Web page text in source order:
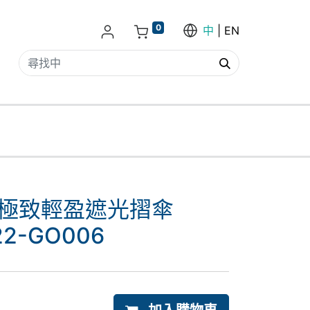
0 中 EN
致輕盈遮光摺傘
GO006